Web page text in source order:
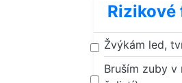
Žvýkám led,
Bruším zuby v